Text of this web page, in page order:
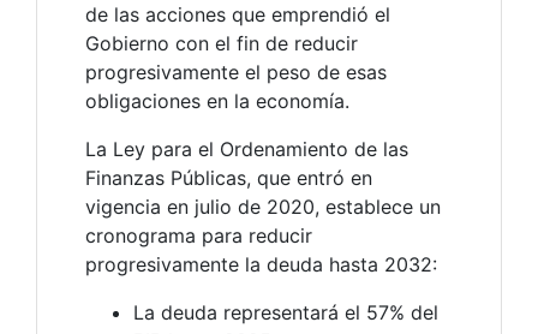
de las acciones que emprendió el
Gobierno con el fin de reducir
progresivamente el peso de esas
obligaciones en la economía.
La Ley para el Ordenamiento de las
Finanzas Públicas, que entró en
vigencia en julio de 2020, establece un
cronograma para reducir
progresivamente la deuda hasta 2032:
La deuda representará el 57% del